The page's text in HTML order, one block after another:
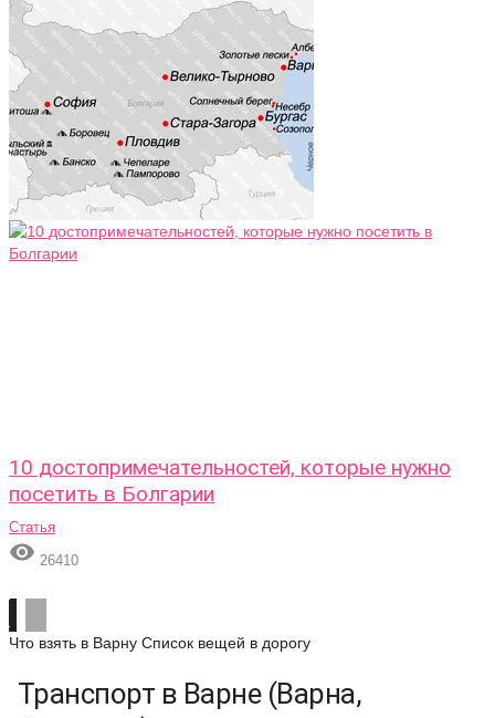
10 достопримечательностей, которые нужно
посетить в Болгарии
Статья
 26410
Что взять в Варну Список вещей в дорогу
Транспорт в Варне (Варна,